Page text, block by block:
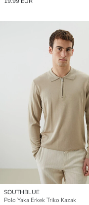
SOUTHBLUE
Polo Yaka Erkek Triko Kazak